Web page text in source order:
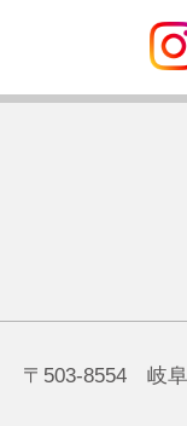
〒503-8554 岐